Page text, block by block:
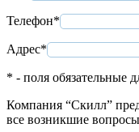
Телефон*
Адрес*
* - поля обязательные
Компания “Скилл”
все возникшие